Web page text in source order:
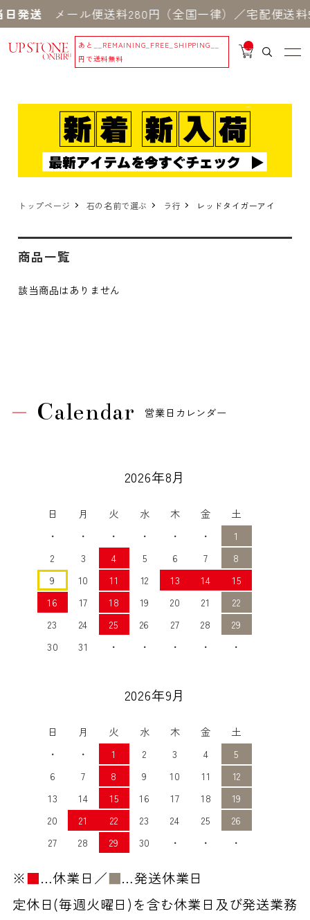
発送メール便送料280円（全国一律）／宅配便送
あと
__REMAINING_FREE_SHIPPING__
円で送料無料
__
IT
_
トップページ 石の名前で選ぶ ラ行 レッドタイガーアイ
商品一覧
該当商品はありません
Calendar 営業日カレンダー
2026年8月
日 月 火 水 木 金
土
・
・ ・ ・ ・ ・
1
2
3 4 5 6 7
8
9
10 11 12 13 14
15
16
17 18 19 20 21
22
23
24 25 26 27 28
29
30
31 ・ ・ ・ ・ ・
2026年9月
日 月 火 水 木 金
土
・
・ 1 2 3 4
5
6
7 8 9 10 11
12
13
14 15 16 17 18
19
20
21 22 23 24 25
26
27
28 29 30 ・ ・ ・
※■…休業日／■…発送休業日
定休日(毎週火曜日)を含む休業日及び発送業務